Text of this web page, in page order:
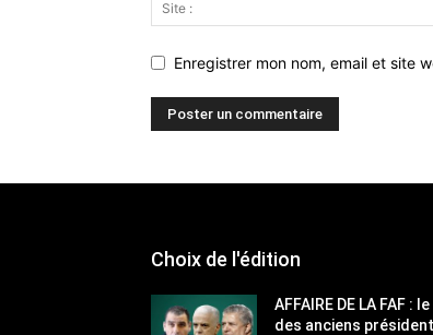
Enregistrer mon nom, email et site
Choix de l'édition
AFFAIRE DE LA FAF :
des anciens